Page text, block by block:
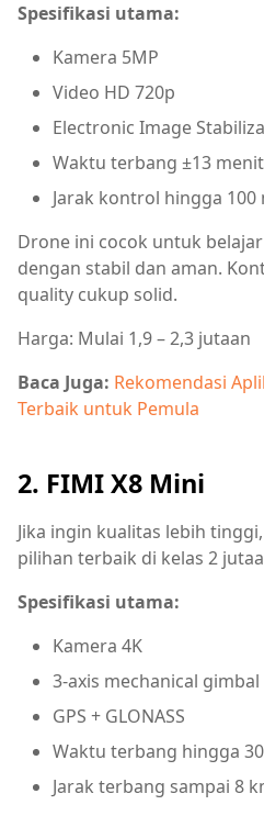
Spesifikasi utama:
Kamera 5MP
Video HD 720p
Electronic Image
Waktu terbang ±13 menit
Jarak kontrol hingga 100
Drone ini cocok untuk
dengan stabil dan aman.
quality cukup solid.
Harga: Mulai 1,9 – 2,3 jutaan
Baca Juga: Rekomendasi
Terbaik untuk Pemula
2. FIMI X8 Mini
Jika ingin kualitas lebih
pilihan terbaik di kelas 2
Spesifikasi utama:
Kamera 4K
3-axis mechanical gimbal
GPS + GLONASS
Waktu terbang hingga
Jarak terbang sampai 8